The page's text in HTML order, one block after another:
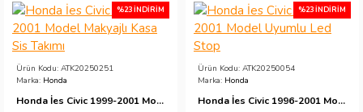
%23 İNDIRIM
Ürün Kodu: ATK20250251
Marka: Honda
Honda İes Civic 1999-2001 Model Makyajlı Kasa Sis Takımı
%23 İNDIRIM
Ürün Kodu: ATK20250054
Marka: Honda
Honda İes Civic 1996-2001 Model Uyumlu Led Stop